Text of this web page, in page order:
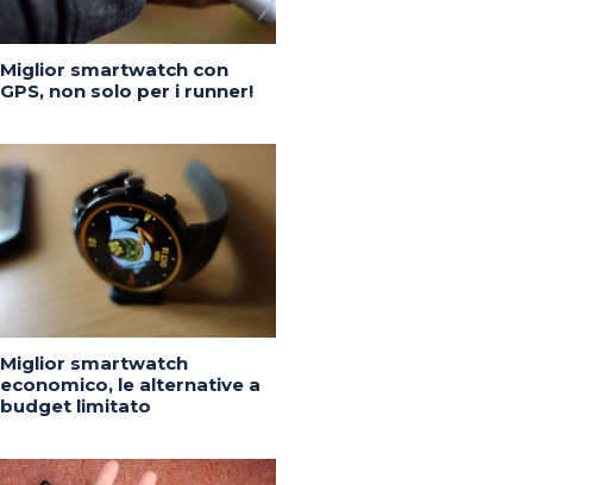
Miglior smartwatch con
GPS, non solo per i runner!
Miglior smartwatch
economico, le alternative a
budget limitato